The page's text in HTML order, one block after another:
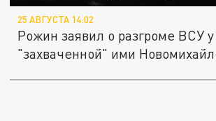
25 АВГУСТА 14:02
Рожин заявил о разгроме ВСУ у
"захваченной" ими